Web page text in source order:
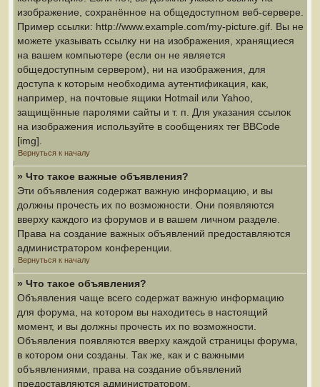
изображение, сохранённое на общедоступном веб-сервере.
Пример ссылки: http://www.example.com/my-picture.gif. Вы не
можете указывать ссылку ни на изображения, хранящиеся
на вашем компьютере (если он не является
общедоступным сервером), ни на изображения, для
доступа к которым необходима аутентификация, как,
например, на почтовые ящики Hotmail или Yahoo,
защищённые паролями сайты и т. п. Для указания ссылок
на изображения используйте в сообщениях тег BBCode
[img].
Вернуться к началу
» Что такое важные объявления?
Эти объявления содержат важную информацию, и вы
должны прочесть их по возможности. Они появляются
вверху каждого из форумов и в вашем личном разделе.
Права на создание важных объявлений предоставляются
администратором конференции.
Вернуться к началу
» Что такое объявления?
Объявления чаще всего содержат важную информацию
для форума, на котором вы находитесь в настоящий
момент, и вы должны прочесть их по возможности.
Объявления появляются вверху каждой страницы форума,
в котором они созданы. Так же, как и с важными
объявлениями, права на создание объявлений
предоставляются администратором.